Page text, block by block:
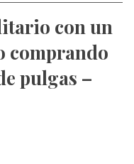
con un
comprando
pulgas –